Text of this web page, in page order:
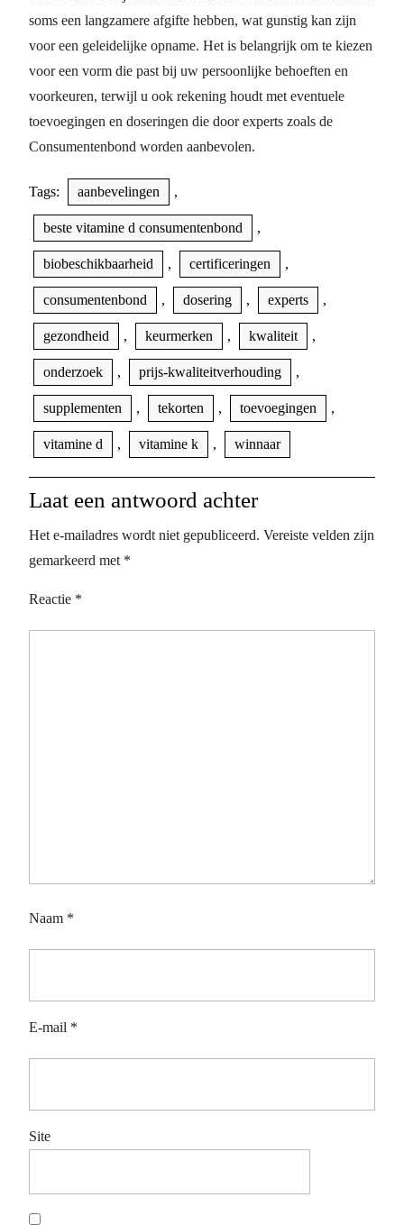
soms een langzamere afgifte hebben, wat gunstig kan zijn
voor een geleidelijke opname. Het is belangrijk om te kiezen
voor een vorm die past bij uw persoonlijke behoeften en
voorkeuren, terwijl u ook rekening houdt met eventuele
toevoegingen en doseringen die door experts zoals de
Consumentenbond worden aanbevolen.
Tags: aanbevelingen ,
beste vitamine d consumentenbond ,
biobeschikbaarheid , certificeringen ,
consumentenbond , dosering , experts ,
gezondheid , keurmerken , kwaliteit ,
onderzoek , prijs-kwaliteitverhouding ,
supplementen , tekorten , toevoegingen ,
vitamine d , vitamine k , winnaar
Laat een antwoord achter
Het e-mailadres wordt niet gepubliceerd. Vereiste velden zijn
gemarkeerd met *
Reactie *
Naam *
E-mail *
Site